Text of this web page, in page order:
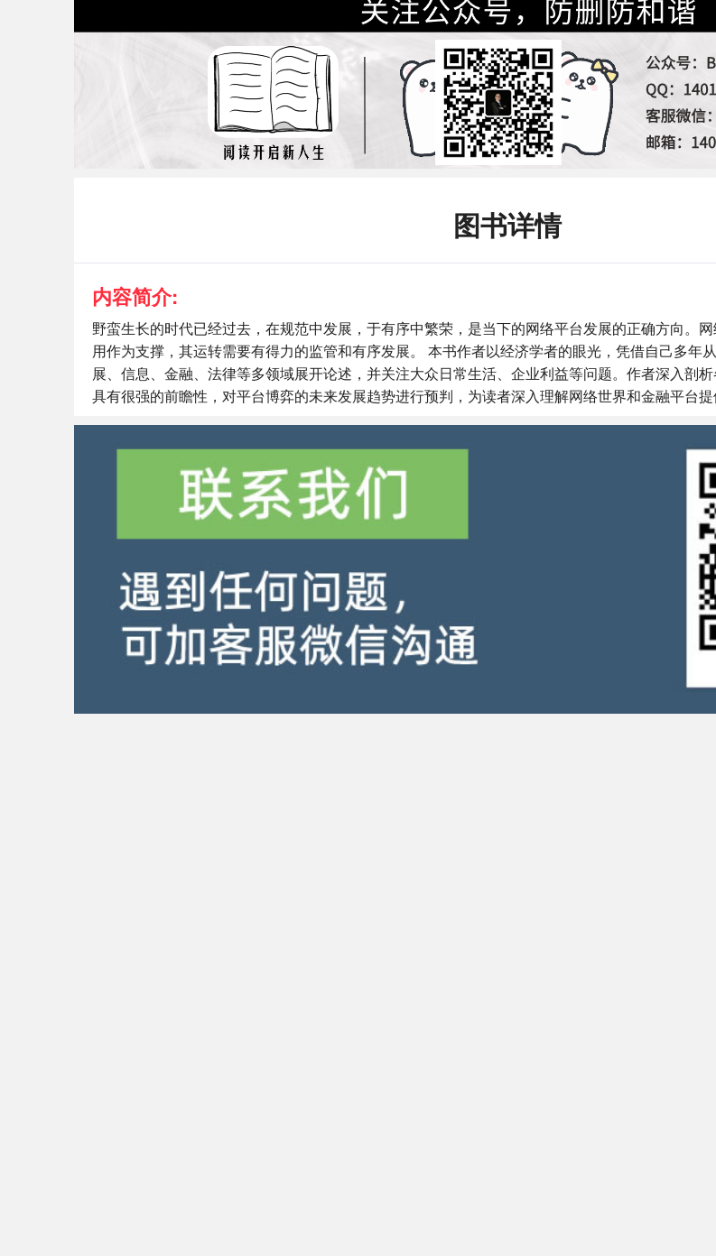
图书详情
内容简介:
野蛮生长的时代已经过去，在规范中发展，于有序中繁荣，是当下的网络平台发展的正确方向。
用作为支撑，其运转需要有得力的监管和有序发展。 本书作者以经济学者的眼光，凭借自己多年
展、信息、金融、法律等多领域展开论述，并关注大众日常生活、企业利益等问题。作者深入剖
具有很强的前瞻性，对平台博弈的未来发展趋势进行预判，为读者深入理解网络世界和金融平台提